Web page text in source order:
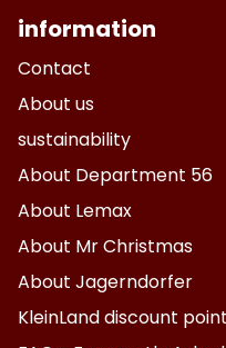
information
Contact
About us
sustainability
About Department 56
About Lemax
About Mr Christmas
About Jagerndorfer
KleinLand discount